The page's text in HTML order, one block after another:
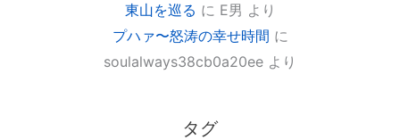
東山を巡る に E男 より
プハァ〜怒涛の幸せ時間 に
soulalways38cb0a20ee より
タグ